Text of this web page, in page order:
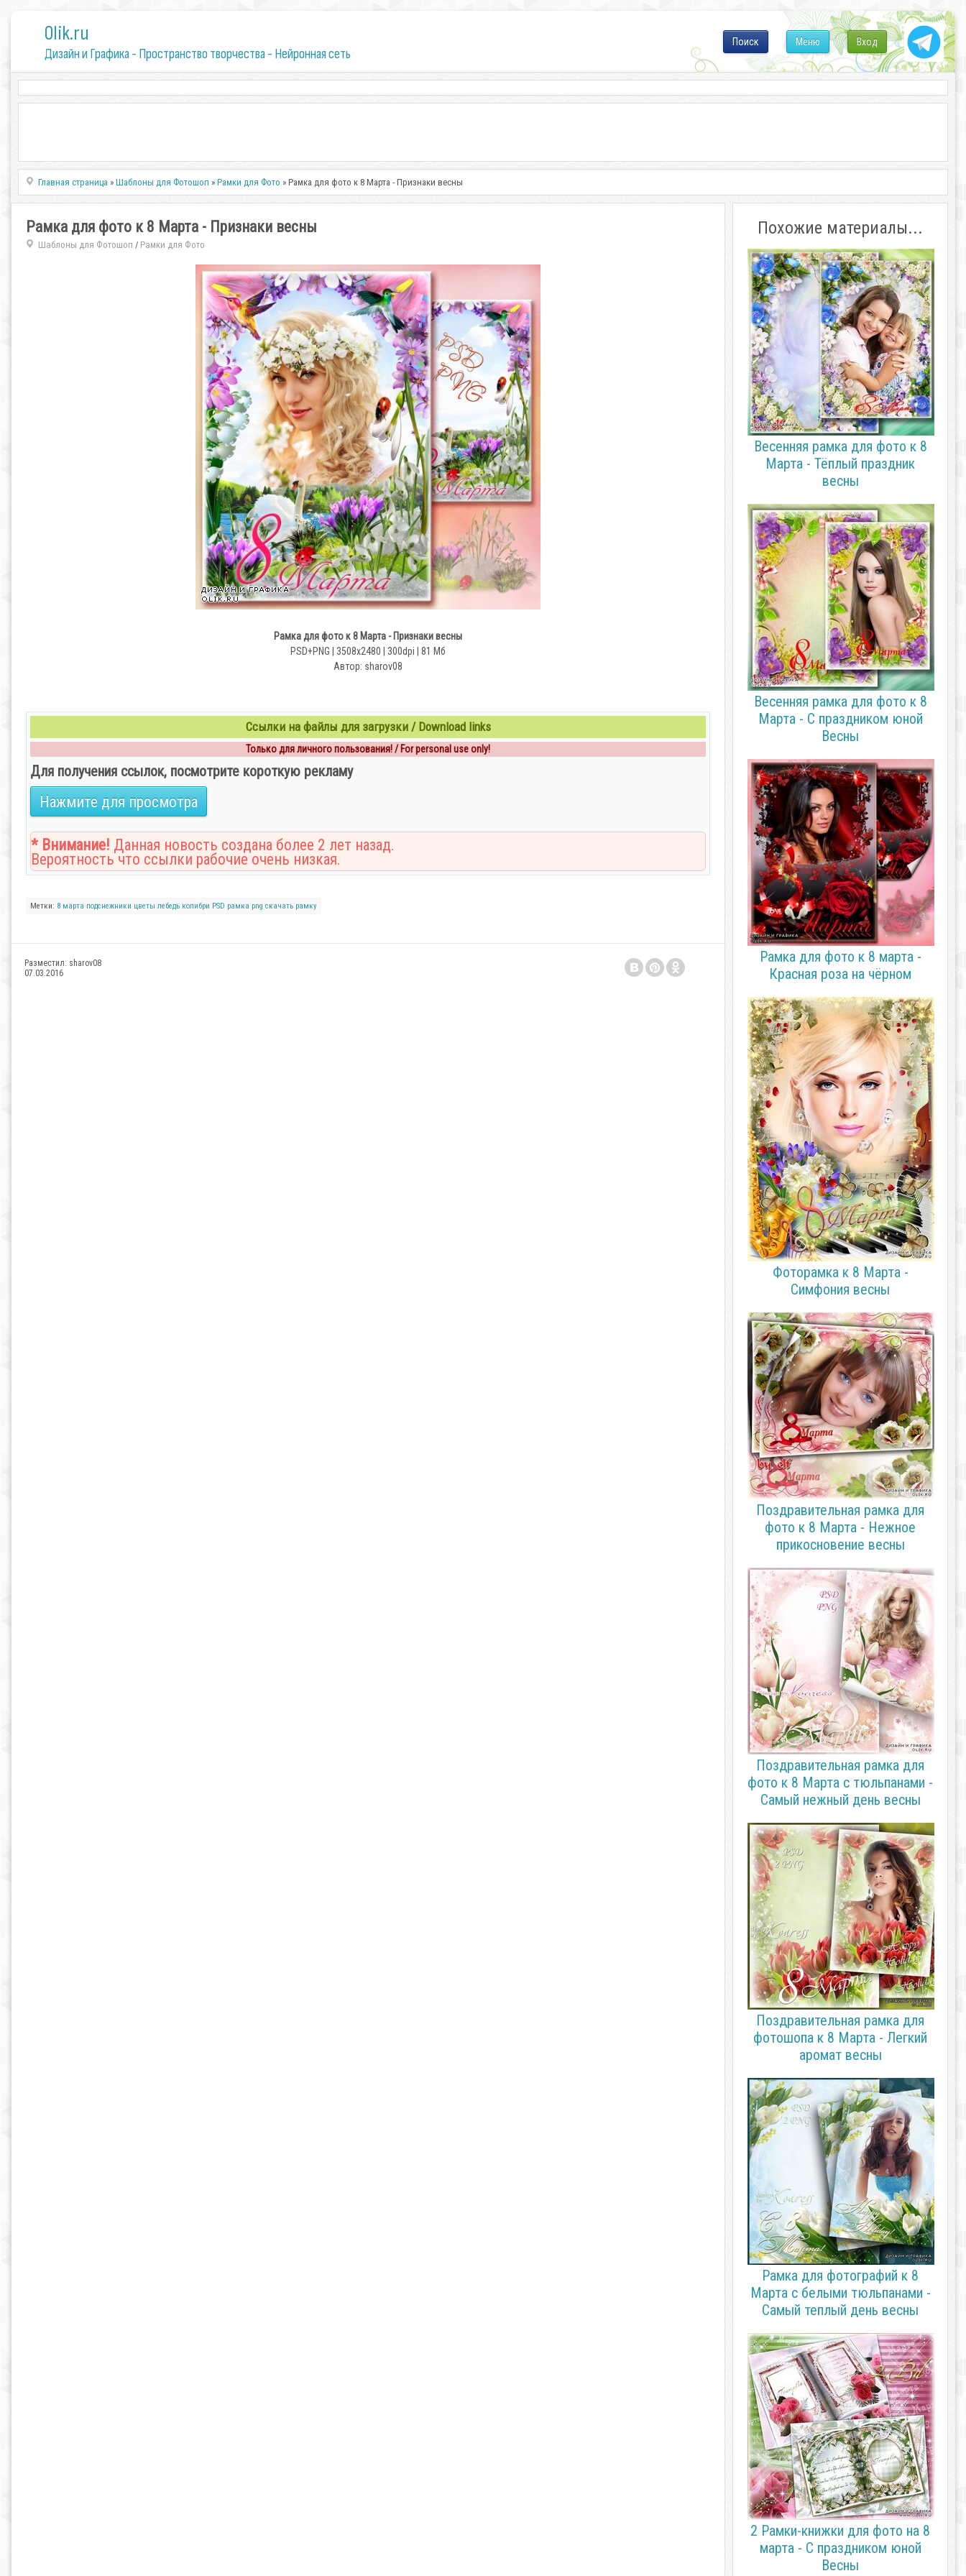
0lik.ru
Дизайн и Графика - Пространство творчества - Нейронная сеть
Вход
Меню
Поиск
Главная страница »Шаблоны для Фотошоп »Рамки для Фото » Рамка для фото к 8 Марта - Признаки весны
Рамка для фото к 8 Марта - Признаки весны
Шаблоны для Фотошоп / Рамки для Фото
Рамка для фото к 8 Марта - Признаки весны
PSD+PNG | 3508x2480 | 300dpi | 81 Мб
Автор: sharov08
Ссылки на файлы для загрузки / Download links
Только для личного пользования! / For personal use only!
Для получения ссылок, посмотрите короткую рекламу
Нажмите для просмотра
* Внимание! Данная новость создана более 2 лет назад.
Вероятность что ссылки рабочие очень низкая.
Метки: 8 марта подснежники цветы лебедь колибри PSD рамка png скачать рамку
Разместил: sharov08
07.03.2016
Похожие материалы...
Весенняя рамка для фото к 8
Марта - Тёплый праздник
весны
Весенняя рамка для фото к 8
Марта - С праздником юной
Весны
Рамка для фото к 8 марта -
Красная роза на чёрном
Фоторамка к 8 Марта -
Симфония весны
Поздравительная рамка для
фото к 8 Марта - Нежное
прикосновение весны
Поздравительная рамка для
фото к 8 Марта с тюльпанами -
Самый нежный день весны
Поздравительная рамка для
фотошопа к 8 Марта - Легкий
аромат весны
Рамка для фотографий к 8
Марта с белыми тюльпанами -
Самый теплый день весны
2 Рамки-книжки для фото на 8
марта - С праздником юной
Весны